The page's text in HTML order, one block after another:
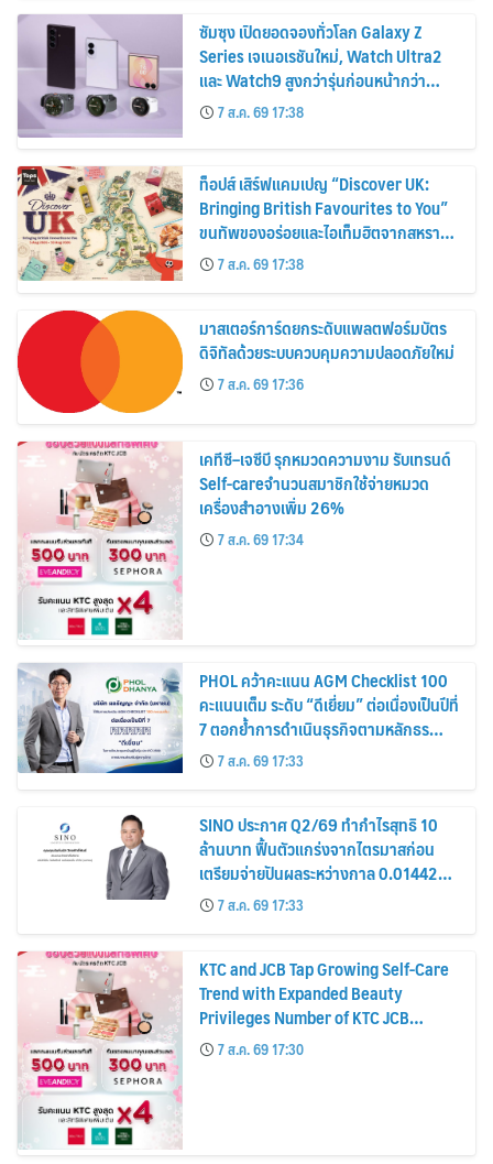
ซัมซุง เปิดยอดจองทั่วโลก Galaxy Z
Series เจเนอเรชันใหม่, Watch Ultra2
และ Watch9 สูงกว่ารุ่นก่อนหน้ากว่า
30%7 ส.ค. 69 17:38
ท็อปส์ เสิร์ฟแคมเปญ “Discover UK:
Bringing British Favourites to You”
ขนทัพของอร่อยและไอเท็มฮิตจากสหราช
อาณาจักร ส่งตรงถึงมือตั้งแต่วันนี้ – 18
สิงหาคมนี้
7 ส.ค. 69 17:38
มาสเตอร์การ์ดยกระดับแพลตฟอร์มบัตร
ดิจิทัลด้วยระบบควบคุมความปลอดภัยใหม่
7 ส.ค. 69 17:36
เคทีซี–เจซีบี รุกหมวดความงาม รับเทรนด์
Self-careจำนวนสมาชิกใช้จ่ายหมวด
เครื่องสำอางเพิ่ม 26%
7 ส.ค. 69 17:34
PHOL คว้าคะแนน AGM Checklist 100
คะแนนเต็ม ระดับ “ดีเยี่ยม” ต่อเนื่องเป็นปีที่
7 ตอกย้ำการดำเนินธุรกิจตามหลักธร
รมาภิบาล โปร่งใส สร้างความเชื่อมั่นผู้ถือ
หุ้น
7 ส.ค. 69 17:33
SINO ประกาศ Q2/69 ทำกำไรสุทธิ 10
ล้านบาท ฟื้นตัวแกร่งจากไตรมาสก่อน
เตรียมจ่ายปันผลระหว่างกาล 0.014423
บาทต่อหุ้น ครึ่งปีหลังมุ่งเติบโตต่อเนื่อง
7 ส.ค. 69 17:33
KTC and JCB Tap Growing Self-Care
Trend with Expanded Beauty
Privileges Number of KTC JCB
Cardmembers Spending on
Cosmetics Rises 26%
7 ส.ค. 69 17:30